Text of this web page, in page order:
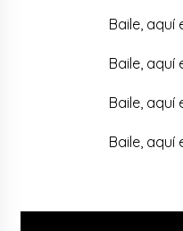
Baile, aquí
Baile, aquí
Baile, aquí
Baile, aquí